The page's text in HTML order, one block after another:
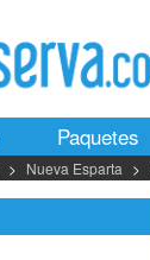
Paquetes
Nueva Esparta